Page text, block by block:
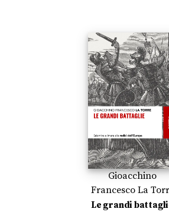
Gioacchino
Francesco La
Le grandi